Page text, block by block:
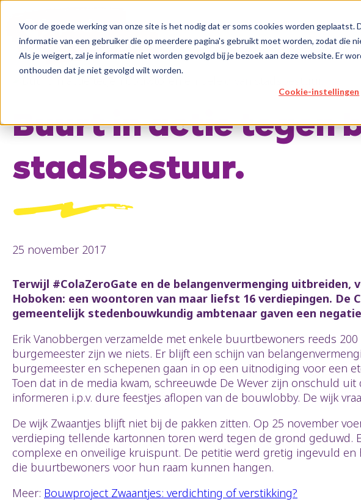
Voor de goede werking van onze site is het nodig dat er soms cookies worden
informatie van een gebruiker die op meerdere pagina's gebruikt moet worden, zodat die
Als je weigert, zal je informatie niet worden gevolgd bij je bezoek aan deze website. Er
onthouden dat je niet gevolgd wilt worden.
Cookie-instellingen
Buurt in actie tegen
stadsbestuur.
25 november 2017
Terwijl #ColaZeroGate en de belangenvermenging
Hoboken: een woontoren van maar liefst 16 verdiepingen. De
gemeentelijk stedenbouwkundig ambtenaar gaven een
Erik Vanobbergen verzamelde met enkele buurtbewoners reeds
burgemeester zijn we niets. Er blijft een schijn van
burgemeester en schepenen gaan in op een uitnodiging voor een
Toen dat in de media kwam, schreeuwde De Wever zijn onschuld
informeren i.p.v. dure feestjes aflopen van de bouwlobby. De wijk
De wijk Zwaantjes blijft niet bij de pakken zitten. Op 25 november
verdieping tellende kartonnen toren werd tegen de grond geduwd.
complexe en onveilige kruispunt. De petitie werd gretig ingevuld
die buurtbewoners voor hun raam kunnen hangen.
Meer: Bouwproject Zwaantjes: verdichting of verstikking?